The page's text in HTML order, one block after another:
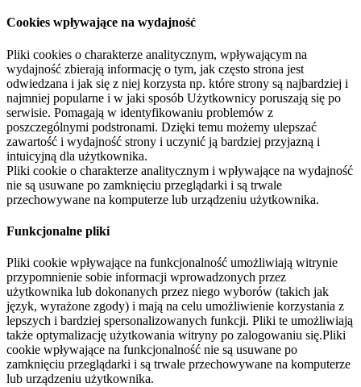
Cookies wpływające na wydajność
Pliki cookies o charakterze analitycznym, wpływającym na
wydajność zbierają informację o tym, jak często strona jest
odwiedzana i jak się z niej korzysta np. które strony są najbardziej i
najmniej popularne i w jaki sposób Użytkownicy poruszają się po
serwisie. Pomagają w identyfikowaniu problemów z
poszczególnymi podstronami. Dzięki temu możemy ulepszać
zawartość i wydajność strony i uczynić ją bardziej przyjazną i
intuicyjną dla użytkownika.
Pliki cookie o charakterze analitycznym i wpływające na wydajność
nie są usuwane po zamknięciu przeglądarki i są trwale
przechowywane na komputerze lub urządzeniu użytkownika.
Funkcjonalne pliki
Pliki cookie wpływające na funkcjonalność umożliwiają witrynie
przypomnienie sobie informacji wprowadzonych przez
użytkownika lub dokonanych przez niego wyborów (takich jak
język, wyrażone zgody) i mają na celu umożliwienie korzystania z
lepszych i bardziej spersonalizowanych funkcji. Pliki te umożliwiają
także optymalizację użytkowania witryny po zalogowaniu się.Pliki
cookie wpływające na funkcjonalność nie są usuwane po
zamknięciu przeglądarki i są trwale przechowywane na komputerze
lub urządzeniu użytkownika.